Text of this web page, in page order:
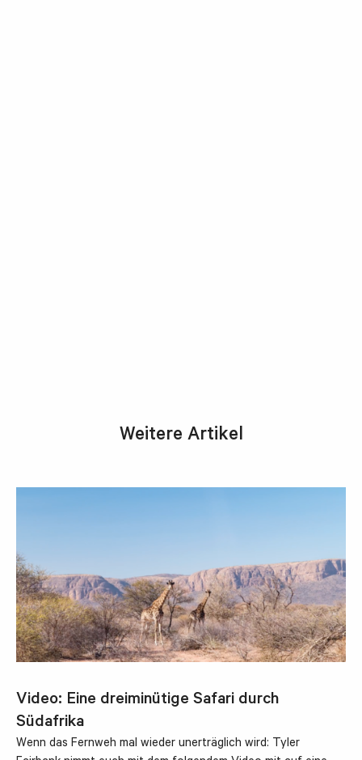
Weitere Artikel
Video: Eine dreiminütige Safari durch
Südafrika
Wenn das Fernweh mal wieder unerträglich wird: Tyler